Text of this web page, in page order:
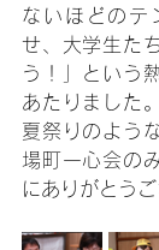
ないほどのテ
せ、大学生た
う！」という
あたりました
夏祭りのよう
場町一心会の
にありがとう